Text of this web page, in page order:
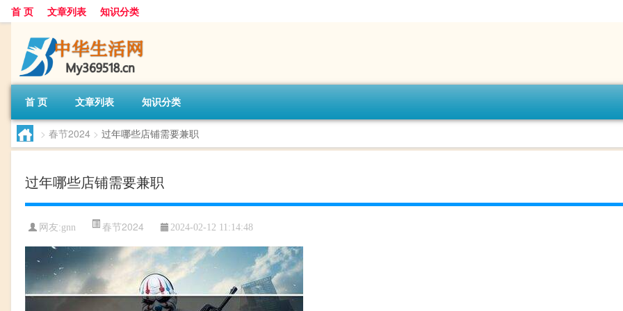
首 页 文章列表 知识分类
首 页 文章列表 知识分类
> 春节2024 > 过年哪些店铺需要兼职
过年哪些店铺需要兼职
网友:gnn 春节2024 2024-02-12 11:14:48